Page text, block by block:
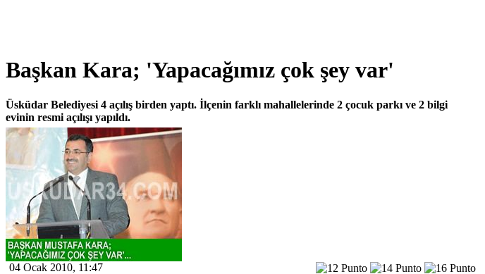
Başkan Kara; 'Yapacağımız çok şey var'
Üsküdar Belediyesi 4 açılış birden yaptı. İlçenin farklı mahallelerinde 2 çocuk parkı ve 2 bilgi
evinin resmi açılışı yapıldı.
04 Ocak 2010, 11:47